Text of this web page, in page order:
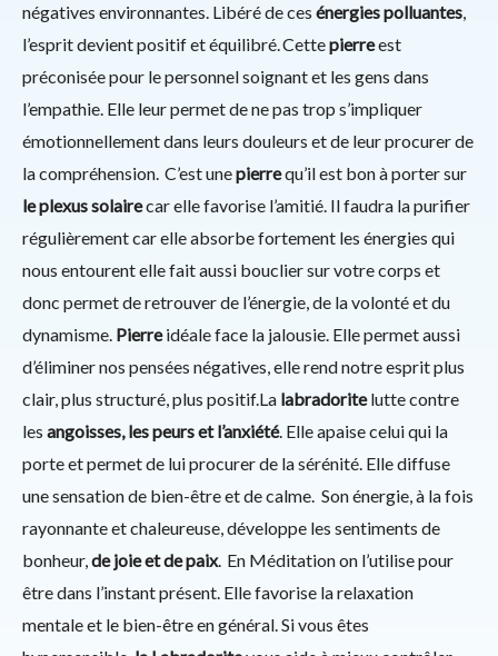
négatives environnantes. Libéré de ces énergies polluantes,
l’esprit devient positif et équilibré. Cettepierreest
préconisée pour le personnel soignant et les gens dans
l’empathie. Elle leur permet de ne pas trop s’impliquer
émotionnellement dans leurs douleurs et de leur procurer de
la compréhension. C’est unepierrequ’il est bon à porter sur
le plexus solairecar elle favorise l’amitié. Il faudra la purifier
régulièrement car elle absorbe fortement les énergies qui
nous entourent elle fait aussi bouclier sur votre corps et
donc permet de retrouver de l’énergie, de la volonté et du
dynamisme. Pierreidéale face la jalousie. Elle permet aussi
d’éliminer nos pensées négatives, elle rend notre esprit plus
clair, plus structuré, plus positif.La labradoritelutte contre
les angoisses, les peurs et l’anxiété. Elle apaise celui qui la
porte et permet de lui procurer de la sérénité. Elle diffuse
une sensation de bien-être et de calme. Son énergie, à la fois
rayonnante et chaleureuse, développe les sentiments de
bonheur,de joie et de paix. En Méditation on l’utilise pour
être dans l’instant présent. Elle favorise la relaxation
mentale et le bien-être en général. Si vous êtes